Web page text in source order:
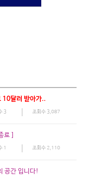
10달러 받아가..
3 조회수 3,087
료 ]
1 조회수2,110
공간 입니다!